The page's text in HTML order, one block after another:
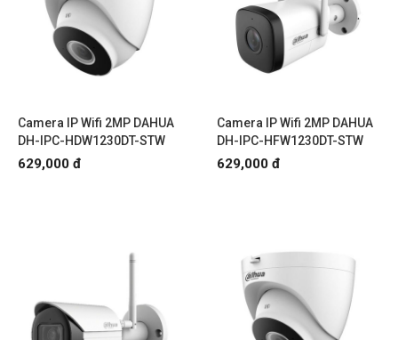
Camera IP Wifi 2MP DAHUA
DH-IPC-HDW1230DT-STW
629,000 đ
Camera IP Wifi 2MP DAHUA
DH-IPC-HFW1230DT-STW
629,000 đ